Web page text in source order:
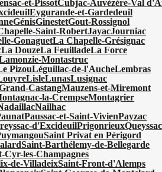
et-PissotCubjac-Auvézère-Val
Eygurande-et-Gardedeuil
GénisGinestetGout-Rossignol
Saint-RobertJayacJourniac
GonaguetLa Chapelle-Grésignac
La DouzeLa FeuilladeLa Force
Montastruc
PizouLéguillac-de-l'AucheLembras
LisleLunasLusignac
CastangMauzens-et-Miremont
la-CrempseMontagrier
Nailhac
Paussac-et-Saint-VivienPayzac
d'ExcideuilPrigonrieuxQueyssac
Saint Privat en Périgord
Saint-Barthélemy-de-Bellegarde
Cyr-les-Champagnes
de-VilladeixSaint-Front-d'Alemps